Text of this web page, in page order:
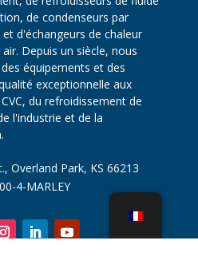
de condenseurs par
d'échangeurs de chaleur
Depuis un siècle, nous
équipements et des
exceptionnelle aux
du refroidissement de
l'industrie et de la
Overland Park, KS 66213
4-MARLEY